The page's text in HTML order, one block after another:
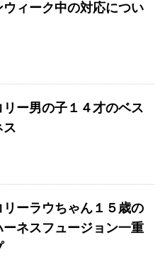
ウィーク中の対応につい
ー男の子１４才のベス
ス
ーラウちゃん１５歳の
ネスフュージョン一重